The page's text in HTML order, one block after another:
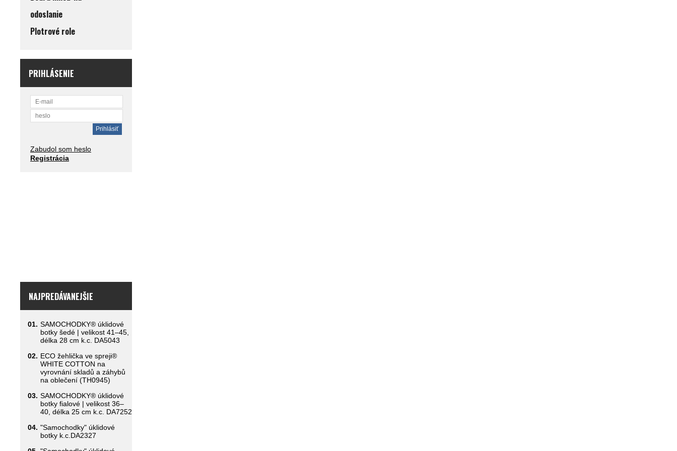
odoslanie
Plotrové role
PRIHLÁSENIE
Zabudol som heslo
Registrácia
NAJPREDÁVANEJŠIE
01. SAMOCHODKY® úklidové
botky šedé | velikost 41–45,
délka 28 cm k.c. DA5043
02. ECO žehlička ve spreji®
WHITE COTTON na
vyrovnání skladů a záhybů
na oblečení (TH0945)
03. SAMOCHODKY® úklidové
botky fialové | velikost 36–
40, délka 25 cm k.c. DA7252
04. "Samochodky" úklidové
botky k.c.DA2327